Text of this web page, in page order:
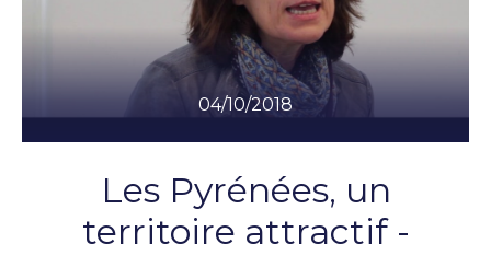
04/10/2018
Les Pyrénées, un
territoire attractif -